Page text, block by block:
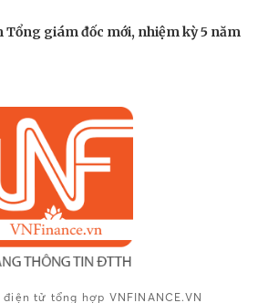
Tổng giám đốc mới, nhiệm kỳ 5 năm
tử tổng hợp VNFINANCE.VN